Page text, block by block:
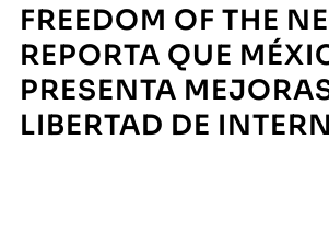
FREEDOM OF THE
REPORTA QUE
PRESENTA
LIBERTAD DE